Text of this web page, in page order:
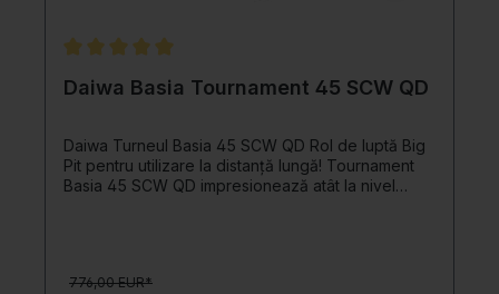
Daiwa Basia Tournament 45 SCW QD
Daiwa Turneul Basia 45 SCW QD Rol de luptă Big
Pit pentru utilizare la distanță lungă! Tournament
Basia 45 SCW QD impresionează atât la nivel
Unul dintre punctele forte ale mulinetei pentru
776,00 EUR*